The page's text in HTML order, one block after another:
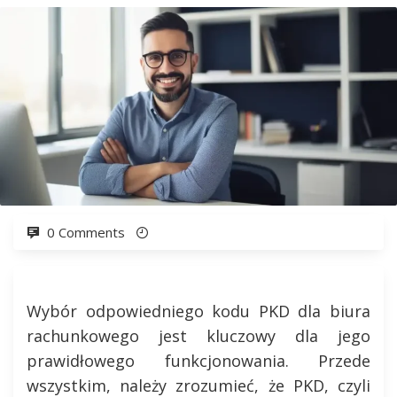
0 Comments
Wybór odpowiedniego kodu PKD dla biura
rachunkowego jest kluczowy dla jego
prawidłowego funkcjonowania. Przede
wszystkim, należy zrozumieć, że PKD, czyli